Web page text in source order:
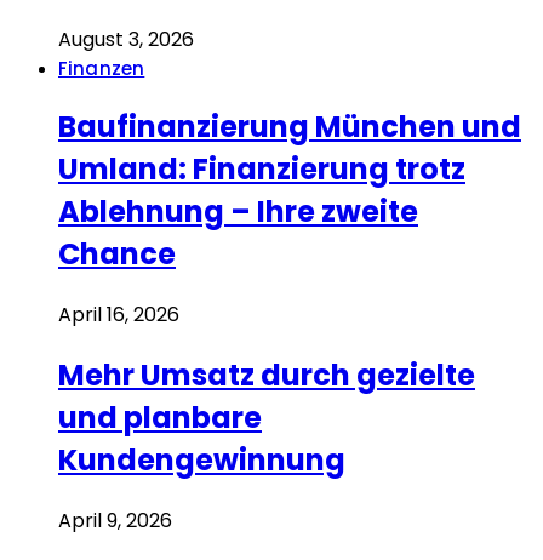
August 3, 2026
Finanzen
Baufinanzierung München und
Umland: Finanzierung trotz
Ablehnung – Ihre zweite
Chance
April 16, 2026
Mehr Umsatz durch gezielte
und planbare
Kundengewinnung
April 9, 2026